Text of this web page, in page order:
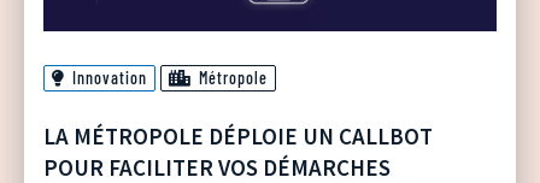
Innovation Métropole
LA MÉTROPOLE DÉPLOIE UN CALLBOT
POUR FACILITER VOS DÉMARCHES